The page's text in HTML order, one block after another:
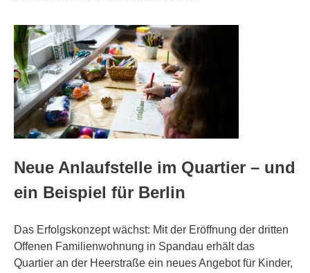
Neue Anlaufstelle im Quartier – und
ein Beispiel für Berlin
Das Erfolgskonzept wächst: Mit der Eröffnung der dritten
Offenen Familienwohnung in Spandau erhält das
Quartier an der Heerstraße ein neues Angebot für Kinder,